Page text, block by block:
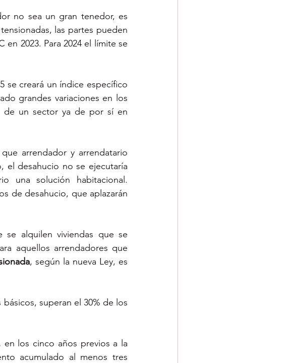
no sea un gran tenedor, es
las partes pueden
2023. Para 2024 el límite se
se creará un índice específico
grandes variaciones en los
de un sector ya de por sí en
arrendador y arrendatario
el desahucio no se ejecutaría
una solución habitacional.
de desahucio, que aplazarán
alquilen viviendas que se
aquellos arrendadores que
, según la nueva Ley, es
superan el 30% de los
los cinco años previos a la
acumulado al menos tres